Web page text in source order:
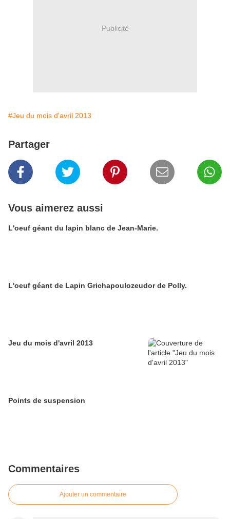
Publicité
#Jeu du mois d'avril 2013
Partager
Vous aimerez aussi
L'oeuf géant du lapin blanc de Jean-Marie.
L'oeuf géant de Lapin Grichapoulozeudor de Polly.
Jeu du mois d'avril 2013
Points de suspension
Commentaires
Ajouter un commentaire